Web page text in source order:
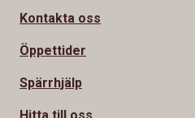
Kontakta oss
Öppettider
Spärrhjälp